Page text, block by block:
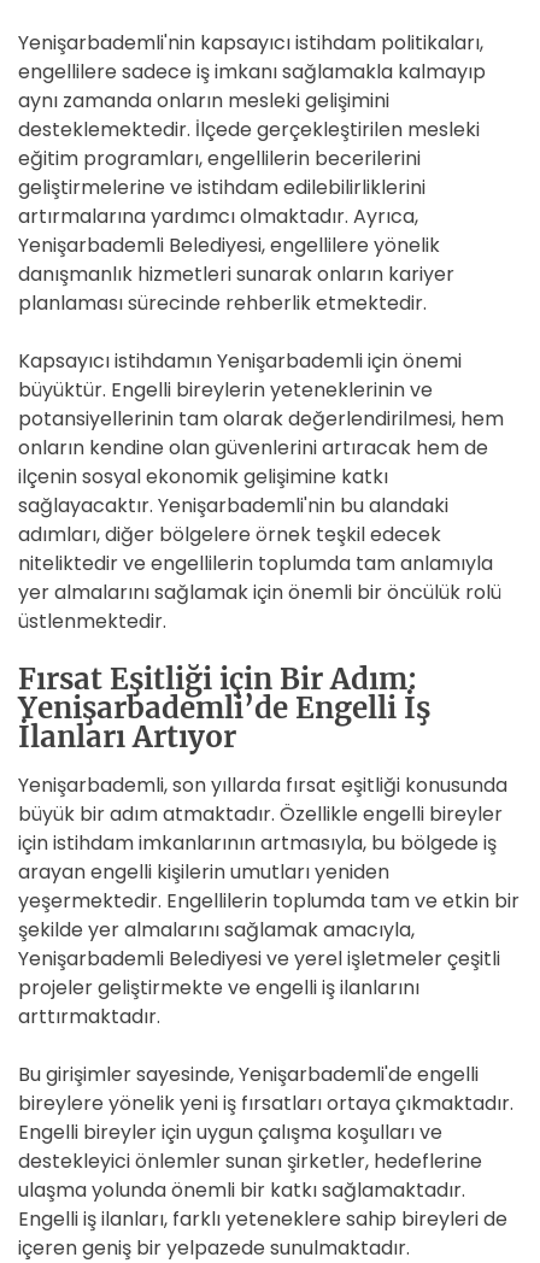
Yenişarbademli'nin kapsayıcı istihdam politikaları,
engellilere sadece iş imkanı sağlamakla kalmayıp
aynı zamanda onların mesleki gelişimini
desteklemektedir. İlçede gerçekleştirilen mesleki
eğitim programları, engellilerin becerilerini
geliştirmelerine ve istihdam edilebilirliklerini
artırmalarına yardımcı olmaktadır. Ayrıca,
Yenişarbademli Belediyesi, engellilere yönelik
danışmanlık hizmetleri sunarak onların kariyer
planlaması sürecinde rehberlik etmektedir.
Kapsayıcı istihdamın Yenişarbademli için önemi
büyüktür. Engelli bireylerin yeteneklerinin ve
potansiyellerinin tam olarak değerlendirilmesi, hem
onların kendine olan güvenlerini artıracak hem de
ilçenin sosyal ekonomik gelişimine katkı
sağlayacaktır. Yenişarbademli'nin bu alandaki
adımları, diğer bölgelere örnek teşkil edecek
niteliktedir ve engellilerin toplumda tam anlamıyla
yer almalarını sağlamak için önemli bir öncülük rolü
üstlenmektedir.
Fırsat Eşitliği için Bir Adım:
Yenişarbademli’de Engelli İş
İlanları Artıyor
Yenişarbademli, son yıllarda fırsat eşitliği konusunda
büyük bir adım atmaktadır. Özellikle engelli bireyler
için istihdam imkanlarının artmasıyla, bu bölgede iş
arayan engelli kişilerin umutları yeniden
yeşermektedir. Engellilerin toplumda tam ve etkin bir
şekilde yer almalarını sağlamak amacıyla,
Yenişarbademli Belediyesi ve yerel işletmeler çeşitli
projeler geliştirmekte ve engelli iş ilanlarını
arttırmaktadır.
Bu girişimler sayesinde, Yenişarbademli'de engelli
bireylere yönelik yeni iş fırsatları ortaya çıkmaktadır.
Engelli bireyler için uygun çalışma koşulları ve
destekleyici önlemler sunan şirketler, hedeflerine
ulaşma yolunda önemli bir katkı sağlamaktadır.
Engelli iş ilanları, farklı yeteneklere sahip bireyleri de
içeren geniş bir yelpazede sunulmaktadır.